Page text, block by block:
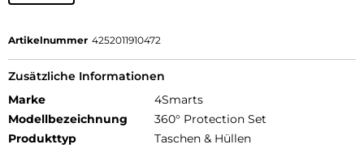
Artikelnummer 4252011910472
Zusätzliche Informationen
Marke
4Smarts
Modellbezeichnung
360° Protection Set
Produkttyp
Taschen & Hüllen